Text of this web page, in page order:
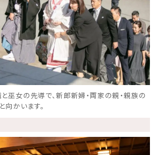
巫女の先導で、新郎新婦・両家の親・親族の
向かいます。